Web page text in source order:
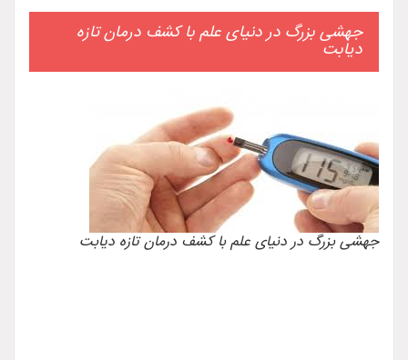
جهشی بزرگ در دنیای علم با کشف درمان تازه
دیابت
جهشی بزرگ در دنیای علم با کشف درمان تازه دیابت